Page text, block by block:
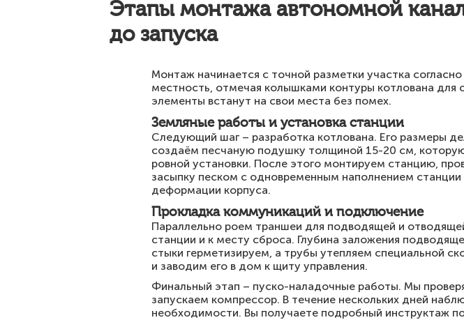
Этапы монтажа автономной
до запуска
Монтаж начинается с точной разметки участка
местность, отмечая колышками контуры котлована для
элементы встанут на свои места без помех.
Земляные работы и установка станции
Следующий шаг – разработка котлована. Его размеры
создаём песчаную подушку толщиной 15-20 см,
ровной установки. После этого монтируем станцию,
засыпку песком с одновременным наполнением
деформации корпуса.
Прокладка коммуникаций и подключение
Параллельно роем траншеи для подводящей и
станции и к месту сброса. Глубина заложения
стыки герметизируем, а трубы утепляем специальной
и заводим его в дом к щиту управления.
Финальный этап – пуско-наладочные работы. Мы
запускаем компрессор. В течение нескольких дней
необходимости. Вы получаете подробный инструктаж